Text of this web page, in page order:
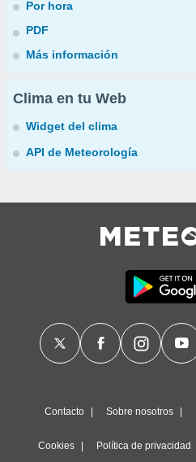
Por hora
PDF
Más información
Clima en tu Web
Widget del clima
API de Meteorología
Contacto Sobre nosotros
Cookies Política de privacidad